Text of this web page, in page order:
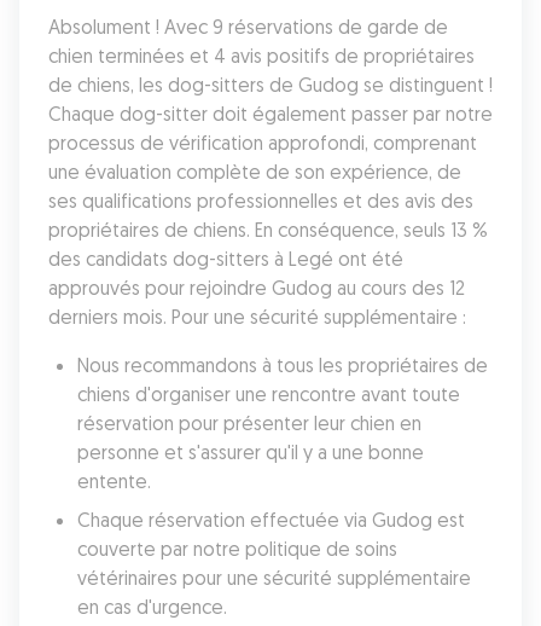
Absolument ! Avec 9 réservations de garde de
chien terminées et 4 avis positifs de propriétaires
de chiens, les dog-sitters de Gudog se distinguent !
Chaque dog-sitter doit également passer par notre
processus de vérification approfondi, comprenant
une évaluation complète de son expérience, de
ses qualifications professionnelles et des avis des
propriétaires de chiens. En conséquence, seuls 13 %
des candidats dog-sitters à Legé ont été
approuvés pour rejoindre Gudog au cours des 12
derniers mois. Pour une sécurité supplémentaire :
Nous recommandons à tous les propriétaires de
chiens d'organiser une rencontre avant toute
réservation pour présenter leur chien en
personne et s'assurer qu'il y a une bonne
entente.
Chaque réservation effectuée via Gudog est
couverte par notre politique de soins
vétérinaires pour une sécurité supplémentaire
en cas d'urgence.